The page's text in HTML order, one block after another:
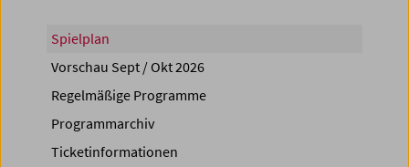
Spielplan
Vorschau Sept / Okt 2026
Regelmäßige Programme
Programmarchiv
Ticketinformationen